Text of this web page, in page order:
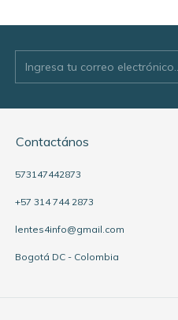
Contactános
573147442873
+57 314 744 2873
lentes4info@gmail.com
Bogotá DC - Colombia